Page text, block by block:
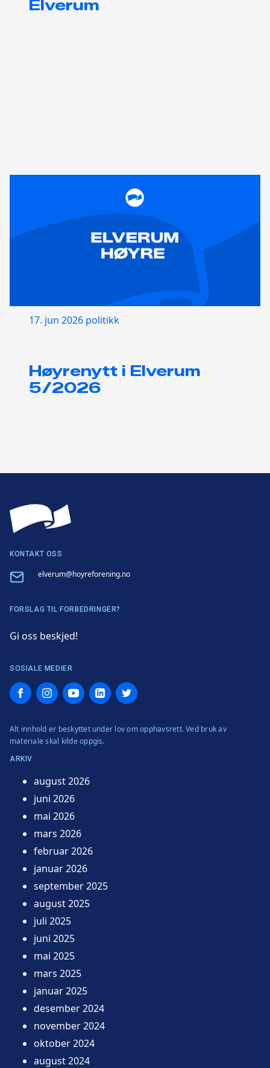
Elverum
17. jun 2026 politikk
Høyrenytt i Elverum
5/2026
KONTAKT OSS
Email elverum@hoyreforening.no
FORSLAG TIL FORBEDRINGER?
Gi oss beskjed!
SOSIALE MEDIER
FacebookInstagramYouTubeLinkedInTwitter
Alt innhold er beskyttet under lov om opphavsrett. Ved bruk av
materiale skal kilde oppgis.
ARKIV
august 2026
juni 2026
mai 2026
mars 2026
februar 2026
januar 2026
september 2025
august 2025
juli 2025
juni 2025
mai 2025
mars 2025
januar 2025
desember 2024
november 2024
oktober 2024
august 2024